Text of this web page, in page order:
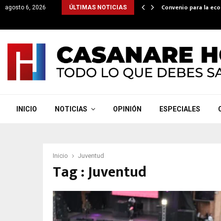
agosto 6, 2026 ÚLTIMAS NOTICIAS
el 14 de julio el plazo para… Convenio para la
INICIO NOTICIAS OPINIÓN ESPECIALES
Inicio Juventud
Tag : Juventud